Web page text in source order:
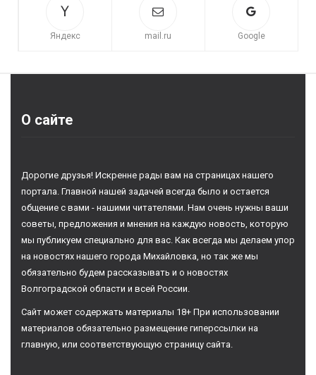
Яндекс mail.ru Google
О сайте
Дорогие друзья! Искренне рады вам на страницах нашего
портала. Главной нашей задачей всегда было и остается
общение с вами - нашими читателями. Нам очень нужны ваши
советы, предложения и мнения на каждую новость, которую
мы публикуем специально для вас. Как всегда мы делаем упор
на новостях нашего города Михайловка, но так же мы
обязательно будем рассказывать и о новостях
Волгоградской области и всей России.
Сайт может содержать материалы 18+ При использовании
материалов обязательно размещение гиперссылки на
главную, или соответствующую страницу сайта.